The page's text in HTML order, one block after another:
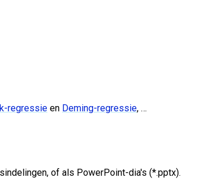
regressie en Deming-regressie, …
of als PowerPoint-dia's (*.pptx).